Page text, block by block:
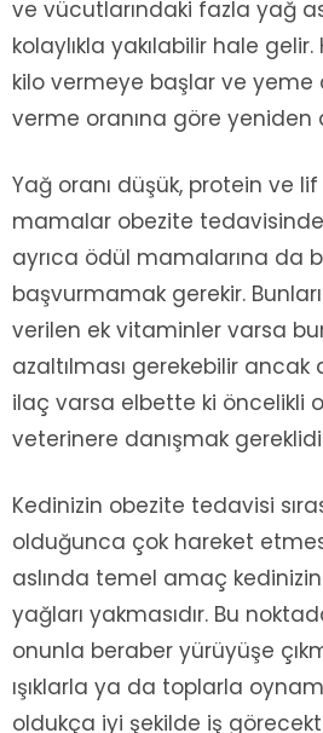
ve vücutlarındaki fazla yağ
kolaylıkla yakılabilir hale
kilo vermeye başlar ve yeme
verme oranına göre yeniden
Yağ oranı düşük, protein ve
mamalar obezite
ayrıca ödül mamalarına da
başvurmamak gerekir.
verilen ek vitaminler varsa
azaltılması gerekebilir ancak
ilaç varsa elbette ki öncelikli
veterinere danışmak
Kedinizin obezite tedavisi
olduğunca çok hareket
aslında temel amaç
yağları yakmasıdır. Bu
onunla beraber yürüyüşe
ışıklarla ya da toplarla
oldukça iyi şekilde iş